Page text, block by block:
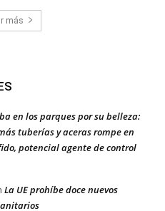
más
en los parques por su belleza:
tuberías y aceras rompe en
potencial agente de control
La UE prohíbe doce nuevos